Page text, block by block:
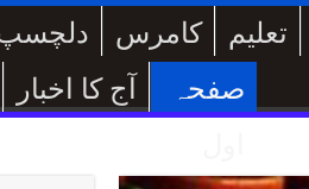
کامرس تعلیم
آج کا اخبار
صفحہ